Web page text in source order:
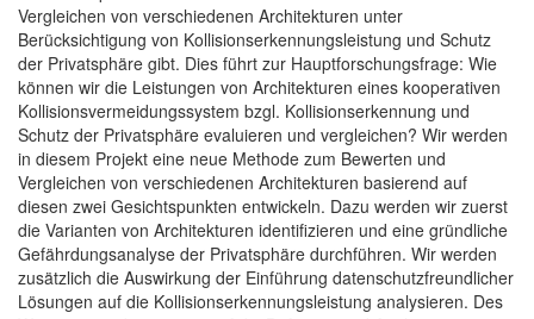
Vergleichen von verschiedenen Architekturen unter
Berücksichtigung von Kollisionserkennungsleistung und Schutz
der Privatsphäre gibt. Dies führt zur Hauptforschungsfrage: Wie
können wir die Leistungen von Architekturen eines kooperativen
Kollisionsvermeidungssystem bzgl. Kollisionserkennung und
Schutz der Privatsphäre evaluieren und vergleichen? Wir werden
in diesem Projekt eine neue Methode zum Bewerten und
Vergleichen von verschiedenen Architekturen basierend auf
diesen zwei Gesichtspunkten entwickeln. Dazu werden wir zuerst
die Varianten von Architekturen identifizieren und eine gründliche
Gefährdungsanalyse der Privatsphäre durchführen. Wir werden
zusätzlich die Auswirkung der Einführung datenschutzfreundlicher
Lösungen auf die Kollisionserkennungsleistung analysieren. Des